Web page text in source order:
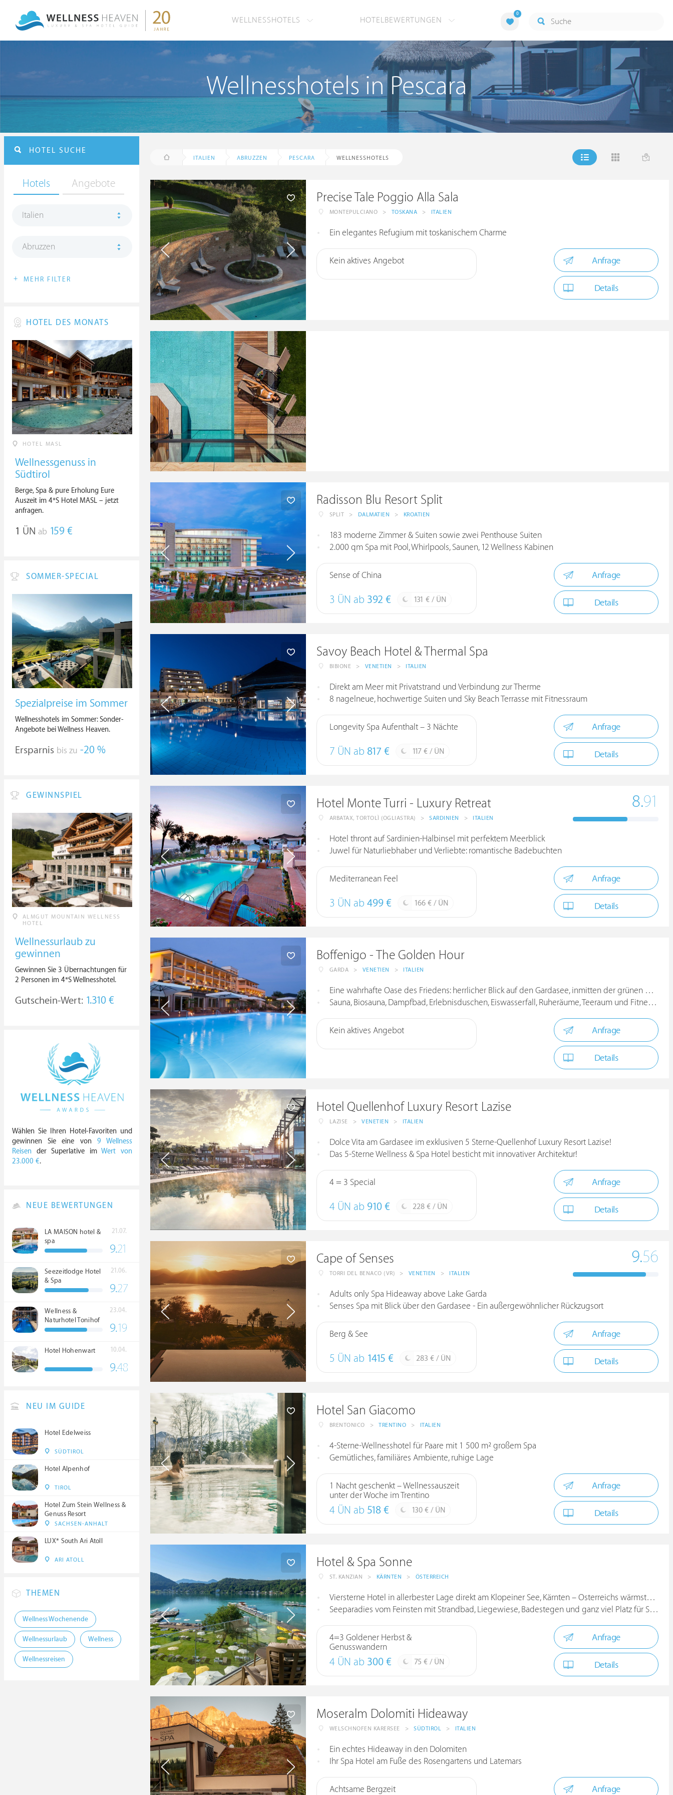
WELLNESSHOTELS HOTELBEWERTUNGEN
0
Wellnesshotels in Pescara
ITALIEN ABRUZZEN PESCARA WELLNESSHOTELS
Precise Tale Poggio Alla Sala
MONTEPULCIANO > TOSKANA > ITALIEN
Ein elegantes Refugium mit toskanischem Charme
Kein aktives Angebot Anfrage
Details
Radisson Blu Resort Split
SPLIT > DALMATIEN > KROATIEN
183 moderne Zimmer & Suiten sowie zwei Penthouse Suiten
2.000 qm Spa mit Pool, Whirlpools, Saunen, 12 Wellness Kabinen
Sense of China
3 ÜN ab 392 € 131 € / ÜN
Anfrage
Details
Savoy Beach Hotel & Thermal Spa
BIBIONE > VENETIEN > ITALIEN
Direkt am Meer mit Privatstrand und Verbindung zur Therme
8 nagelneue, hochwertige Suiten und Sky Beach Terrasse mit Fitnessraum
Longevity Spa Aufenthalt – 3 Nächte
7 ÜN ab 817 € 117 € / ÜN
Anfrage
Details
Hotel Monte Turri - Luxury Retreat
ARBATAX, TORTOLÌ (OGLIASTRA) > SARDINIEN > ITALIEN
8.91
Hotel thront auf Sardinien-Halbinsel mit perfektem Meerblick
Juwel für Naturliebhaber und Verliebte: romantische Badebuchten
Mediterranean Feel
3 ÜN ab 499 € 166 € / ÜN
Anfrage
Details
Boffenigo - The Golden Hour
GARDA > VENETIEN > ITALIEN
Eine wahrhafte Oase des Friedens: herrlicher Blick auf den Gardasee, inmitten der grünen Hügeln
Sauna, Biosauna, Dampfbad, Erlebnisduschen, Eiswasserfall, Ruheräume, Teeraum und Fitnessraum
Kein aktives Angebot Anfrage
Details
Hotel Quellenhof Luxury Resort Lazise
LAZISE > VENETIEN > ITALIEN
Dolce Vita am Gardasee im exklusiven 5 Sterne-Quellenhof Luxury Resort Lazise!
Das 5-Sterne Wellness & Spa Hotel besticht mit innovativer Architektur!
4 = 3 Special
4 ÜN ab 910 € 228 € / ÜN
Anfrage
Details
Cape of Senses
TORRI DEL BENACO (VR) > VENETIEN > ITALIEN
9.56
Adults only Spa Hideaway above Lake Garda
Senses Spa mit Blick über den Gardasee - Ein außergewöhnlicher Rückzugsort
Berg & See
5 ÜN ab 1415 € 283 € / ÜN
Anfrage
Details
Hotel San Giacomo
BRENTONICO > TRENTINO > ITALIEN
4-Sterne-Wellnesshotel für Paare mit 1 500 m² großem Spa
Gemütliches, familiäres Ambiente, ruhige Lage
1 Nacht geschenkt – Wellnessauszeit
unter der Woche im Trentino
4 ÜN ab 518 € 130 € / ÜN
Anfrage
Details
Hotel & Spa Sonne
ST. KANZIAN > KÄRNTEN > ÖSTERREICH
Viersterne Hotel in allerbester Lage direkt am Klopeiner See, Kärnten – Österreichs wärmsten Badesee
Seeparadies vom Feinsten mit Strandbad, Liegewiese, Badestegen und ganz viel Platz für Sonnenanbeter
4=3 Goldener Herbst &
Genusswandern
4 ÜN ab 300 € 75 € / ÜN
Anfrage
Details
Moseralm Dolomiti Hideaway
WELSCHNOFEN KARERSEE > SÜDTIROL > ITALIEN
Ein echtes Hideaway in den Dolomiten
Ihr Spa Hotel am Fuße des Rosengartens und Latemars
Achtsame Bergzeit Anfrage
HOTEL SUCHE
Hotels Angebote
Italien
Abruzzen
+ MEHR FILTER
HOTEL DES MONATS
HOTEL MASL
Wellnessgenuss in
Südtirol
Berge, Spa & pure Erholung Eure
Auszeit im 4*S Hotel MASL – jetzt
anfragen.
1 ÜN ab 159 €
SOMMER-SPECIAL
Spezialpreise im Sommer
Wellnesshotels im Sommer: Sonder-
Angebote bei Wellness Heaven.
Ersparnis bis zu -20 %
GEWINNSPIEL
ALMGUT MOUNTAIN WELLNESS
HOTEL
Wellnessurlaub zu
gewinnen
Gewinnen Sie 3 Übernachtungen für
2 Personen im 4*S Wellnesshotel.
Gutschein-Wert: 1.310 €
Wählen Sie Ihren Hotel-Favoriten und
gewinnen Sie eine von 9 Wellness
Reisen der Superlative imWert von
23.000 €.
NEUE BEWERTUNGEN
LA MAISON hotel &
spa
21.07.
9.21
Seezeitlodge Hotel
& Spa
21.06.
9.27
Wellness &
Naturhotel Tonihof
****S
23.04.
9.19
Hotel Hohenwart 10.04.
9.48
NEU IM GUIDE
Hotel Edelweiss
SÜDTIROL
Hotel Alpenhof
TIROL
Hotel Zum Stein Wellness &
Genuss Resort
SACHSEN-ANHALT
LUX* South Ari Atoll
ARI ATOLL
THEMEN
Wellness Wochenende
Wellnessurlaub Wellness
Wellnessreisen